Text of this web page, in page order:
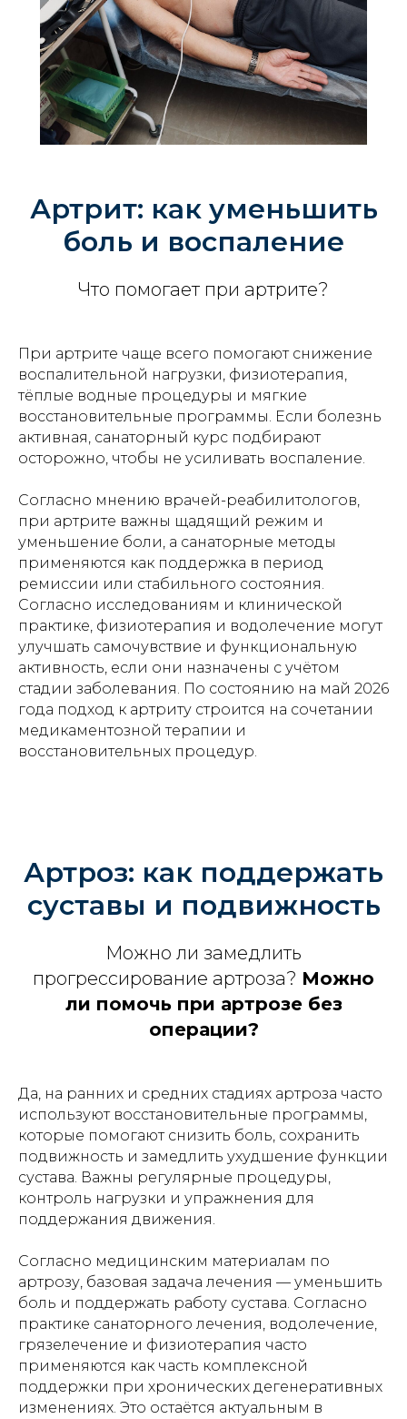
Артрит: как уменьшить
боль и воспаление
Что помогает при артрите?
При артрите чаще всего помогают снижение
воспалительной нагрузки, физиотерапия,
тёплые водные процедуры и мягкие
восстановительные программы. Если болезнь
активная, санаторный курс подбирают
осторожно, чтобы не усиливать воспаление.
Согласно мнению врачей-реабилитологов,
при артрите важны щадящий режим и
уменьшение боли, а санаторные методы
применяются как поддержка в период
ремиссии или стабильного состояния.
Согласно исследованиям и клинической
практике, физиотерапия и водолечение могут
улучшать самочувствие и функциональную
активность, если они назначены с учётом
стадии заболевания. По состоянию на май 2026
года подход к артриту строится на сочетании
медикаментозной терапии и
восстановительных процедур.
Артроз: как поддержать
суставы и подвижность
Можно ли замедлить
прогрессирование артроза? Можно
ли помочь при артрозе без
операции?
Да, на ранних и средних стадиях артроза часто
используют восстановительные программы,
которые помогают снизить боль, сохранить
подвижность и замедлить ухудшение функции
сустава. Важны регулярные процедуры,
контроль нагрузки и упражнения для
поддержания движения.
Согласно медицинским материалам по
артрозу, базовая задача лечения — уменьшить
боль и поддержать работу сустава. Согласно
практике санаторного лечения, водолечение,
грязелечение и физиотерапия часто
применяются как часть комплексной
поддержки при хронических дегенеративных
изменениях. Это остаётся актуальным в